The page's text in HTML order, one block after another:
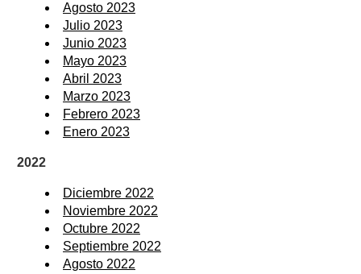
Agosto 2023
Julio 2023
Junio 2023
Mayo 2023
Abril 2023
Marzo 2023
Febrero 2023
Enero 2023
2022
Diciembre 2022
Noviembre 2022
Octubre 2022
Septiembre 2022
Agosto 2022